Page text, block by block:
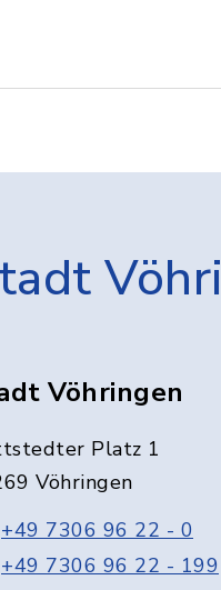
Vöhringen
Platz 1
Vöhringen
+49 7306 96 22 - 0
+49 7306 96 22 - 199